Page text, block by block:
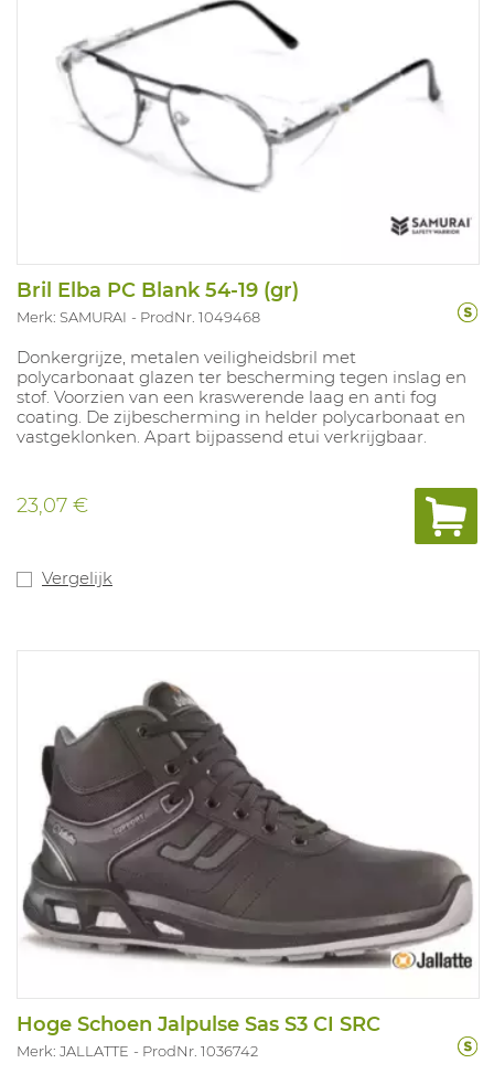
Bril Elba PC Blank 54-19 (gr)
Merk: SAMURAI ProdNr. 1049468
Donkergrijze, metalen veiligheidsbril met
polycarbonaat glazen ter bescherming tegen inslag en
stof. Voorzien van een kraswerende laag en anti fog
coating. De zijbescherming in helder polycarbonaat en
vastgeklonken. Apart bijpassend etui verkrijgbaar.
23,07 €
Vergelijk
Hoge Schoen Jalpulse Sas S3 CI SRC
Merk: JALLATTE ProdNr. 1036742